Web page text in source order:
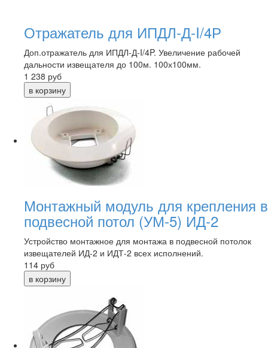
Отражатель для ИПДЛ-Д-I/4Р
Доп.отражатель для ИПДЛ-Д-I/4P. Увеличение рабочей
дальности извещателя до 100м. 100х100мм.
1 238 руб
Монтажный модуль для крепления в
подвесной потол (УМ-5) ИД-2
Устройство монтажное для монтажа в подвесной потолок
извещателей ИД-2 и ИДТ-2 всех исполнений.
114 руб